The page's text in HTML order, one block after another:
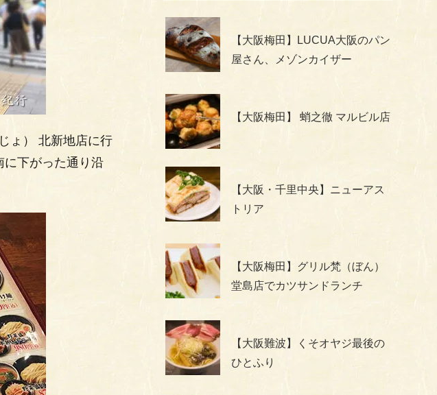
ょ） 北新地店に行
に下がった通り沿
【大阪梅田】LUCUA大阪のパン
屋さん、メゾンカイザー
【大阪梅田】 蛸之徹 マルビル店
【大阪・千里中央】ニューアス
トリア
【大阪梅田】グリル梵（ぼん）
堂島店でカツサンドランチ
【大阪難波】くそオヤジ最後の
ひとふり